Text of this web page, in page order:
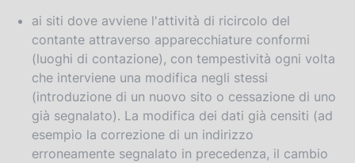
ai siti dove avviene l'attività di ricircolo del
contante attraverso apparecchiature conformi
(luoghi di contazione), con tempestività ogni volta
che interviene una modifica negli stessi
(introduzione di un nuovo sito o cessazione di uno
già segnalato). La modifica dei dati già censiti (ad
esempio la correzione di un indirizzo
erroneamente segnalato in precedenza, il cambio